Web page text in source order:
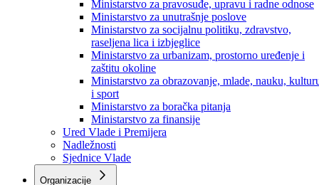
Ministarstva
Ministarstvo za privredu
Ministarstvo za pravosuđe, upravu i radne odnose
Ministarstvo za unutrašnje poslove
Ministarstvo za socijalnu politiku, zdravstvo,
raseljena lica i izbjeglice
Ministarstvo za urbanizam, prostorno uređenje i
zaštitu okoline
Ministarstvo za obrazovanje, mlade, nauku,
i sport
Ministarstvo za boračka pitanja
Ministarstvo za finansije
Ured Vlade i Premijera